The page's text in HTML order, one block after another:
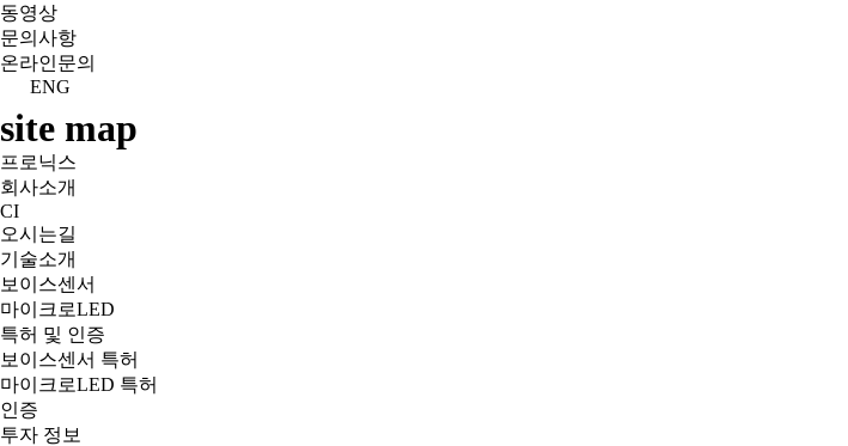
동영상
문의사항
온라인문의
ENG
site map
프로닉스
회사소개
CI
오시는길
기술소개
보이스센서
마이크로LED
특허 및 인증
보이스센서 특허
마이크로LED 특허
인증
투자 정보